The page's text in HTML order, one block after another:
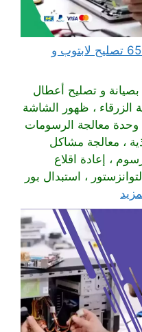
مهندس كمبيوتر الزور 65511033 تصليح لابتوب و
و تصليح أعطال
الزرقاء ، ظهور الشاشة
معالجة الرسومات
، معالجة مشاكل
، إعادة اقلاع
، استبدال بور